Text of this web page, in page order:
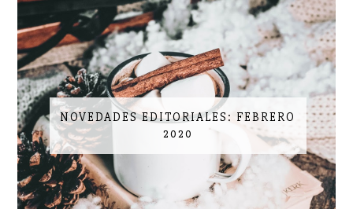
NOVEDADES EDITORIALES: FEBRERO
2020